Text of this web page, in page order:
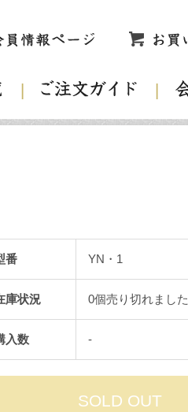
番 YN・1
庫状況 0個売り切れました
入数 -